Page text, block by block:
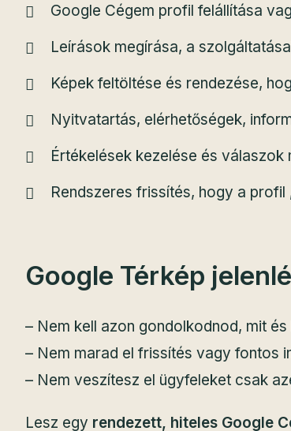
Google Cégem profil felállítása
Leírások megírása, a
Képek feltöltése és rendezése,
Nyitvatartás, elérhetőségek,
Értékelések kezelése és válaszok
Rendszeres frissítés, hogy a profil
Google Térkép
– Nem kell azon gondolkodnod, mit és
– Nem marad el frissítés vagy fontos
– Nem veszítesz el ügyfeleket csak
Lesz egy rendezett, hiteles Google